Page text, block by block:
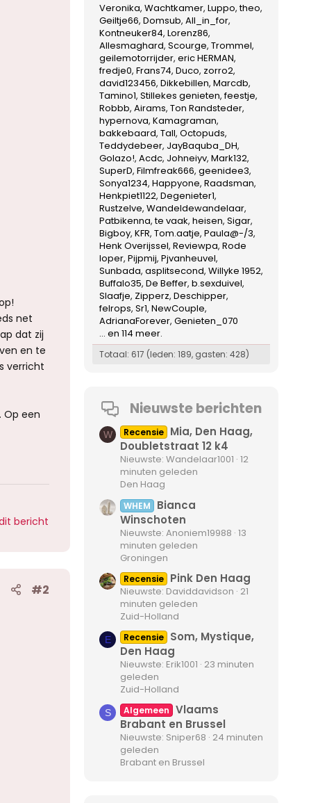
net
dat zij
en te
verricht
Op een
bericht
#2
Veronika Wachtkamer Luppo theo
Geiltje66 Domsub All_in_for
Kontneuker84 Lorenz86
Allesmaghard Scourge Trommel
geilemotorrijder eric HERMAN
fredje0 Frans74 Duco zorro2
david123456 Dikkebillen Marcdb
Tamino1 Stillekes genieten feestje
Robbb Airams Ton Randsteder
hypernova Kamagraman
bakkebaard Tall Octopuds
Teddydebeer JayBaquba_DH
Golazo! Acdc Johneiyv Mark132
SuperD Filmfreak666 geenidee3
Sonya1234 Happyone Raadsman
Henkpiet1122 Degenieter1
Rustzelve Wandeldewandelaar
Patbikenna te vaak heisen Sigar
Bigboy KFR Tom.aatje Paula@-/3
Henk Overijssel Reviewpa Rode
loper Pijpmij Pjvanheuvel
Sunbada asplitsecond Willyke 1952
Buffalo35 De Beffer b.sexduivel
Slaafje Zipperz Deschipper
felrops Sr1 NewCouple
AdrianaForever Genieten_070
... en 114 meer.
Totaal: 617 (leden: 189, gasten: 428)
Nieuwste berichten
W Recensie Mia, Den Haag,
Doubletstraat 12 k4
Nieuwste: Wandelaar1001 12
minuten geleden
Den Haag
WHEM
Bianca
Winschoten
Nieuwste: Anoniem19988 13
minuten geleden
Groningen
Recensie Pink Den Haag
Nieuwste: Daviddavidson 21
minuten geleden
Zuid-Holland
E Recensie Som, Mystique,
Den Haag
Nieuwste: Erik1001 23 minuten
geleden
Zuid-Holland
S Algemeen
Vlaams
Brabant en Brussel
Nieuwste: Sniper68 24 minuten
geleden
Brabant en Brussel